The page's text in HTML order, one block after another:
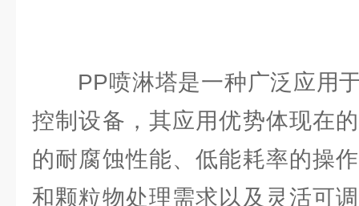
PP喷淋塔是一种广泛应用于
控制设备，其应用优势体现在
的耐腐蚀性能、低能耗率的操
和颗粒物处理需求以及灵活可